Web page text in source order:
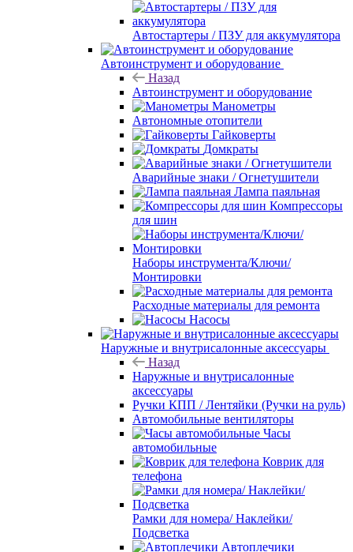
Автостартеры / ПЗУ для аккумулятора
Автоинструмент и оборудование
Назад
Автоинструмент и оборудование
Манометры
Автономные отопители
Гайковерты
Домкраты
Аварийные знаки / Огнетушители
Лампа паяльная
Компрессоры
для шин
Наборы инструмента/Ключи/
Монтировки
Расходные материалы для ремонта
Насосы
Наружные и внутрисалонные аксессуары
Назад
Наружные и внутрисалонные
аксессуары
Ручки КПП / Лентяйки (Ручки на руль)
Автомобильные вентиляторы
Часы
автомобильные
Коврик для
телефона
Рамки для номера/ Наклейки/
Подсветка
Автоплечики